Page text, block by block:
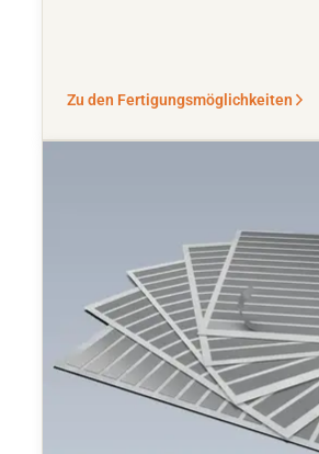
Zu den Fertigungsmöglichkeiten